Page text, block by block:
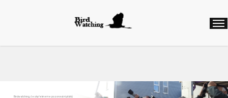
Birdwatching, česky řekneme pozorování ptáků